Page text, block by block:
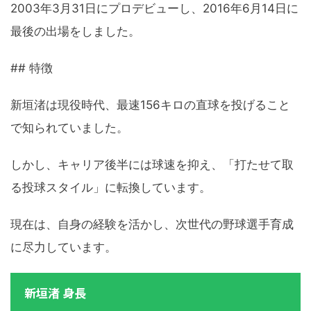
2003年3月31日にプロデビューし、2016年6月14日に
最後の出場をしました。
## 特徴
新垣渚は現役時代、最速156キロの直球を投げること
で知られていました。
しかし、キャリア後半には球速を抑え、「打たせて取
る投球スタイル」に転換しています。
現在は、自身の経験を活かし、次世代の野球選手育成
に尽力しています。
新垣渚 身長